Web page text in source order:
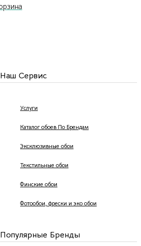
Наш Сервис
Услуги
Каталог обоев По Брендам
Эксклюзивные обои
Текстильные обои
Финские обои
Фотообои, фрески и эко обои
Популярные Бренды